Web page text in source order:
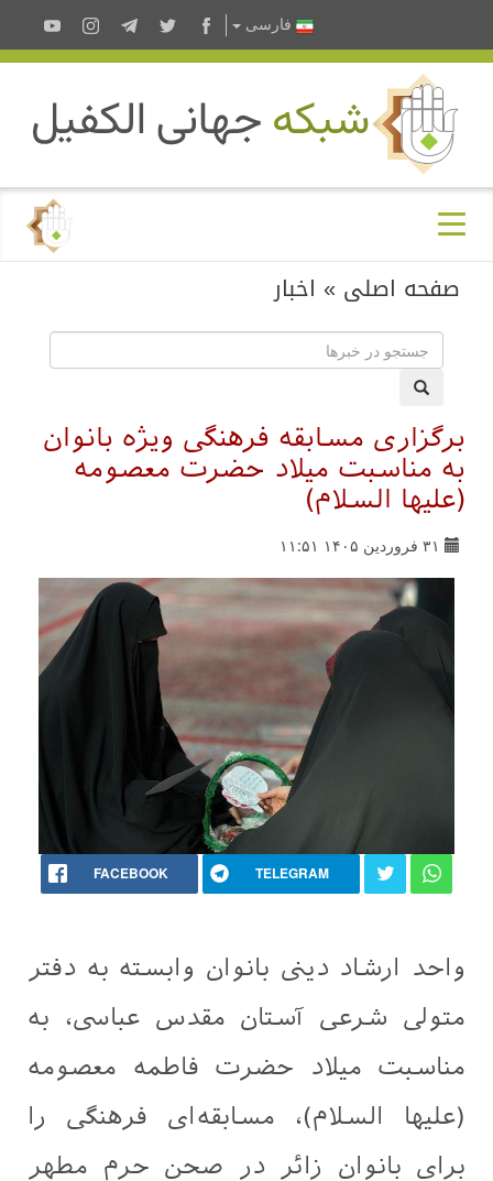
فارسى
صفحه اصلی » اخبار
برگزاری مسابقه فرهنگی ویژه بانوان
به مناسبت میلاد حضرت معصومه
(علیها السلام)
۳۱ فروردین ۱۴۰۵ ۱۱:۵۱
FACEBOOK TELEGRAM
واحد ارشاد دینی بانوان وابسته به دفتر
متولی شرعی آستان مقدس عباسی، به
مناسبت میلاد حضرت فاطمه معصومه
(علیها السلام)، مسابقه‌ای فرهنگی را
برای بانوان زائر در صحن حرم مطهر